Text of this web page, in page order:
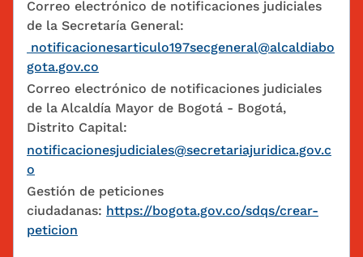
Correo electrónico de notificaciones judiciales
de la Secretaría General:
notificacionesarticulo197secgeneral@alcaldiabo
gota.gov.co
Correo electrónico de notificaciones judiciales
de la Alcaldía Mayor de Bogotá - Bogotá,
Distrito Capital:
notificacionesjudiciales@secretariajuridica.gov.c
o
Gestión de peticiones
ciudadanas: https://bogota.gov.co/sdqs/crear-
peticion